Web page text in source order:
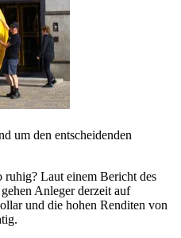
um den entscheidenden
Laut einem Bericht des
Anleger derzeit auf
und die hohen Renditen von